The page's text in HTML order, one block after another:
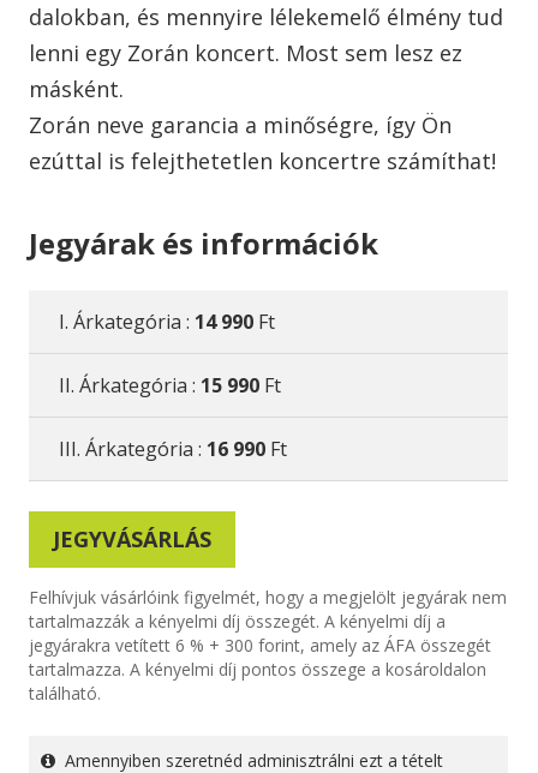
dalokban, és mennyire lélekemelő élmény tud
lenni egy Zorán koncert. Most sem lesz ez
másként.
Zorán neve garancia a minőségre, így Ön
ezúttal is felejthetetlen koncertre számíthat!
Jegyárak és információk
I. Árkategória : 14 990 Ft
II. Árkategória : 15 990 Ft
III. Árkategória : 16 990 Ft
JEGYVÁSÁRLÁS
Felhívjuk vásárlóink figyelmét, hogy a megjelölt jegyárak nem
tartalmazzák a kényelmi díj összegét. A kényelmi díj a
jegyárakra vetített 6 % + 300 forint, amely az ÁFA összegét
tartalmazza. A kényelmi díj pontos összege a kosároldalon
található.
Amennyiben szeretnéd adminisztrálni ezt a tételt